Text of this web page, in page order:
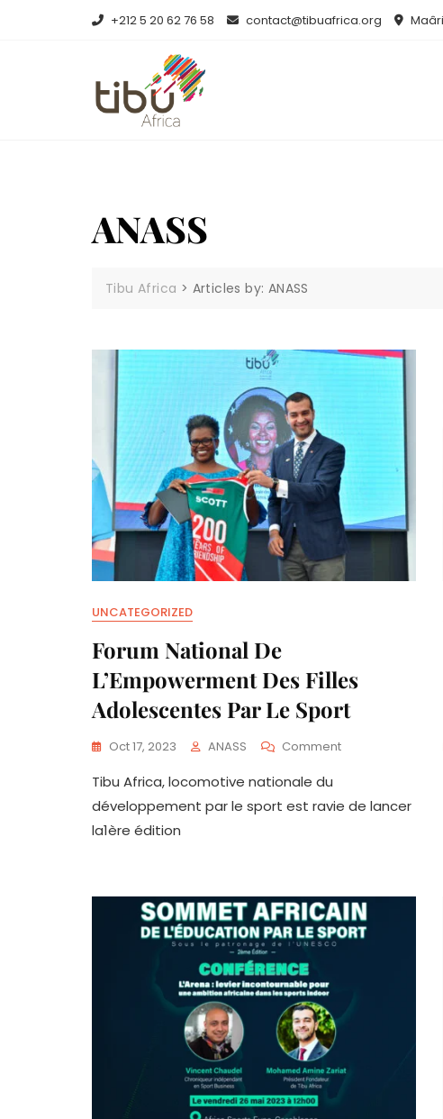
+212 5 20 62 76 58 contact@tibuafrica.org
ANASS
Tibu Africa > Articles by: ANASS
UNCATEGORIZED
Forum National De
L’Empowerment Des Filles
Adolescentes Par Le Sport
Oct 17, 2023 ANASS CommentOn
De
Le
Sport
Tibu Africa, locomotive nationale du
développement par le sport est ravie de lancer
la1ère édition